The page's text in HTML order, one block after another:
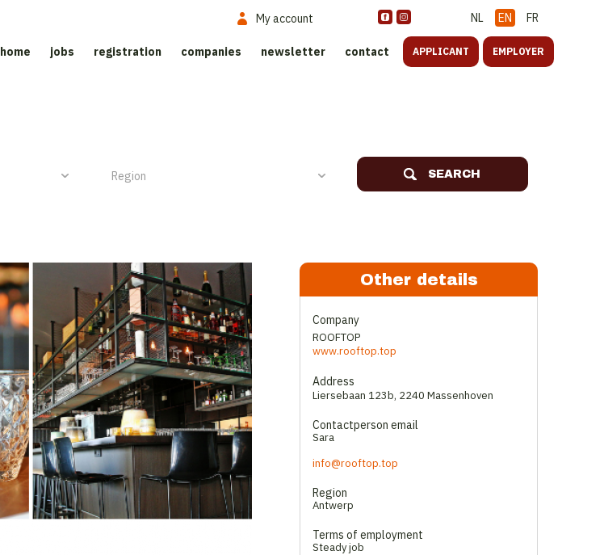
NL EN FR
My account
home jobs registration companies newsletter contact APPLICANT EMPLOYER
SEARCH
Other details
Company
ROOFTOP
www.rooftop.top
Address
Liersebaan 123b, 2240 Massenhoven
Contactperson email
Sara
info@rooftop.top
Region
Antwerp
Terms of employment
Steady job